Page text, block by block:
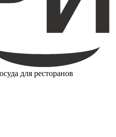
для ресторанов